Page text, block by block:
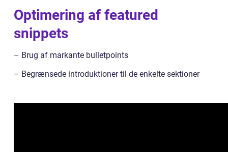
Optimering af featured
snippets
– Brug af markante bulletpoints
– Begrænsede introduktioner til de enkelte sektioner